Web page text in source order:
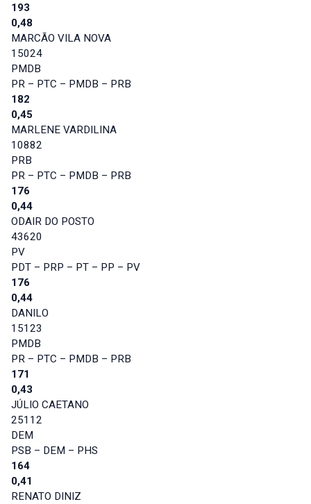
193
0,48
MARCÃO VILA NOVA
15024
PMDB
PR – PTC – PMDB – PRB
182
0,45
MARLENE VARDILINA
10882
PRB
PR – PTC – PMDB – PRB
176
0,44
ODAIR DO POSTO
43620
PV
PDT – PRP – PT – PP – PV
176
0,44
DANILO
15123
PMDB
PR – PTC – PMDB – PRB
171
0,43
JÚLIO CAETANO
25112
DEM
PSB – DEM – PHS
164
0,41
RENATO DINIZ